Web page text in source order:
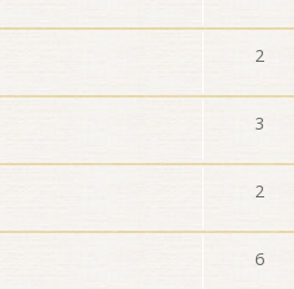
2
3
2
6